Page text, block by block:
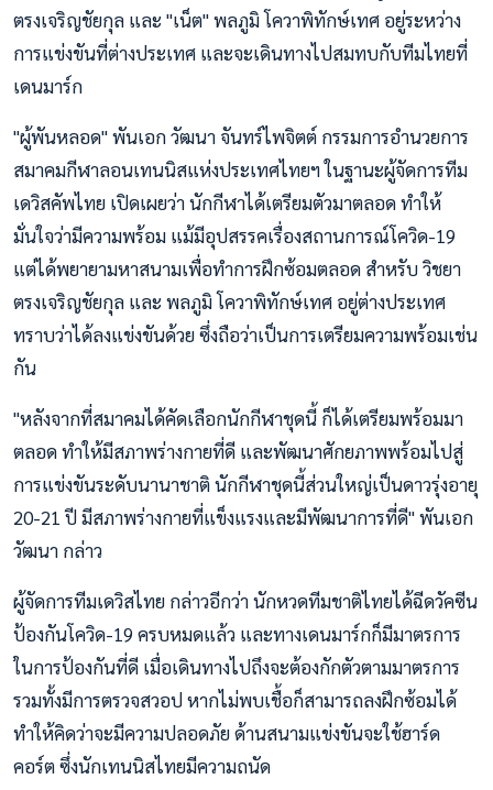
ตรงเจริญชัยกุล และ "เน็ต" พลภูมิ โควาพิทักษ์เทศ อยู่ระหว่าง
การแข่งขันที่ต่างประเทศ และจะเดินทางไปสมทบกับทีมไทยที่
เดนมาร์ก
"ผู้พันหลอด" พันเอก วัฒนา จันทร์ไพจิตต์ กรรมการอำนวยการ
สมาคมกีฬาลอนเทนนิสแห่งประเทศไทยฯ ในฐานะผู้จัดการทีม
เดวิสคัพไทย เปิดเผยว่า นักกีฬาได้เตรียมตัวมาตลอด ทำให้
มั่นใจว่ามีความพร้อม แม้มีอุปสรรคเรื่องสถานการณ์โควิด-19
แต่ได้พยายามหาสนามเพื่อทำการฝึกซ้อมตลอด สำหรับ วิชยา
ตรงเจริญชัยกุล และ พลภูมิ โควาพิทักษ์เทศ อยู่ต่างประเทศ
ทราบว่าได้ลงแข่งขันด้วย ซึ่งถือว่าเป็นการเตรียมความพร้อมเช่น
กัน
"หลังจากที่สมาคมได้คัดเลือกนักกีฬาชุดนี้ ก็ได้เตรียมพร้อมมา
ตลอด ทำให้มีสภาพร่างกายที่ดี และพัฒนาศักยภาพพร้อมไปสู่
การแข่งขันระดับนานาชาติ นักกีฬาชุดนี้ส่วนใหญ่เป็นดาวรุ่งอายุ
20-21 ปี มีสภาพร่างกายที่แข็งแรงและมีพัฒนาการที่ดี" พันเอก
วัฒนา กล่าว
ผู้จัดการทีมเดวิสไทย กล่าวอีกว่า นักหวดทีมชาติไทยได้ฉีดวัคซีน
ป้องกันโควิด-19 ครบหมดแล้ว และทางเดนมาร์กก็มีมาตรการ
ในการป้องกันที่ดี เมื่อเดินทางไปถึงจะต้องกักตัวตามมาตรการ
รวมทั้งมีการตรวจสวอป หากไม่พบเชื้อก็สามารถลงฝึกซ้อมได้
ทำให้คิดว่าจะมีความปลอดภัย ด้านสนามแข่งขันจะใช้ฮาร์ด
คอร์ต ซึ่งนักเทนนิสไทยมีความถนัด